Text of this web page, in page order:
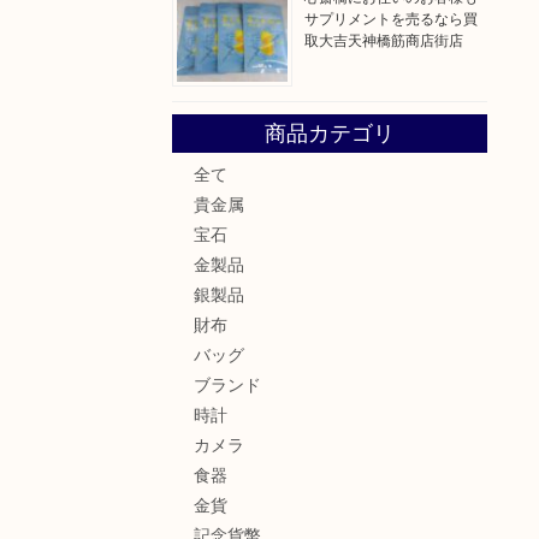
サプリメントを売るなら買
取大吉天神橋筋商店街店
商品カテゴリ
全て
貴金属
宝石
金製品
銀製品
財布
バッグ
ブランド
時計
カメラ
食器
金貨
記念貨幣